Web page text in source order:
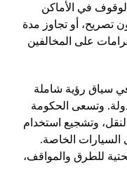
في الأماكن
تصريح، أو تجاوز مدة
على المخالفين
سياق رؤية شاملة
وتسعى الحكومة
وتشجيع استخدام
السيارات الخاصة.
للطرق والمواقف،